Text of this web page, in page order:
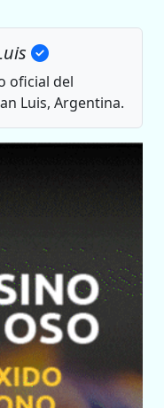
oficial del
Luis, Argentina.